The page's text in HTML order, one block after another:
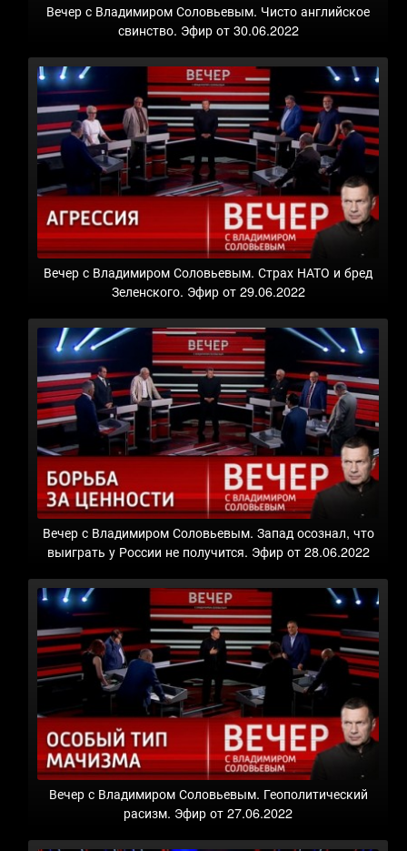
Вечер с Владимиром Соловьевым. Чисто английское
свинство. Эфир от 30.06.2022
Вечер с Владимиром Соловьевым. Страх НАТО и бред
Зеленского. Эфир от 29.06.2022
Вечер с Владимиром Соловьевым. Запад осознал, что
выиграть у России не получится. Эфир от 28.06.2022
Вечер с Владимиром Соловьевым. Геополитический
расизм. Эфир от 27.06.2022